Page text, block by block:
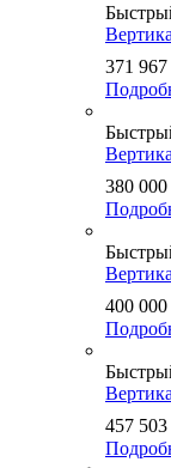
371 967
380 000
400 000
457 503